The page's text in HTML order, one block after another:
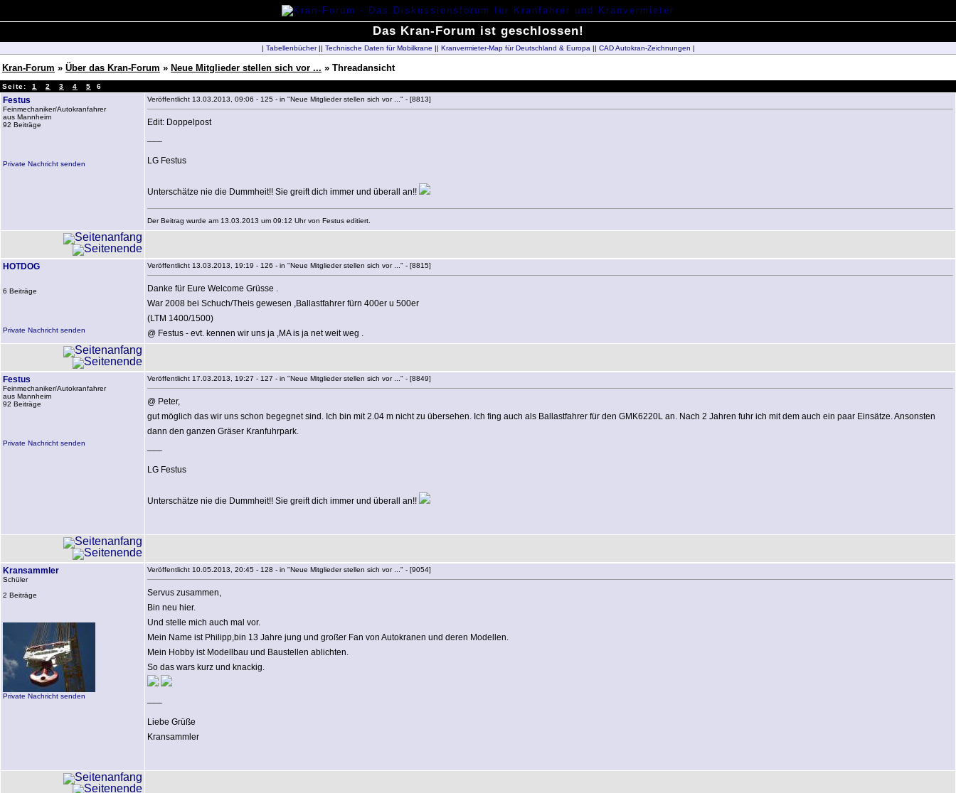
Das Kran-Forum ist geschlossen!
| Tabellenbücher|| Technische Daten für Mobilkrane || Kranvermieter-Map für Deutschland & Europa || CAD Autokran-Zeichnungen |
Kran-Forum » Über das Kran-Forum » Neue Mitglieder stellen sich vor ... » Threadansicht
Seite: 1 2 3 4 5 6
Festus
Feinmechaniker/Autokranfahrer
aus Mannheim
92 Beiträge
Private Nachricht senden
Veröffentlicht 13.03.2013, 09:06 - 125 - in "Neue Mitglieder stellen sich vor ..." - [8813]
Edit: Doppelpost
LG Festus
Unterschätze nie die Dummheit!! Sie greift dich immer und überall an!!
Der Beitrag wurde am 13.03.2013 um 09:12 Uhr von Festus editiert.
HOTDOG
6 Beiträge
Private Nachricht senden
Veröffentlicht 13.03.2013, 19:19 - 126 - in "Neue Mitglieder stellen sich vor ..." - [8815]
Danke für Eure Welcome Grüsse .
War 2008 bei Schuch/Theis gewesen ,Ballastfahrer fürn 400er u 500er
(LTM 1400/1500)
@ Festus - evt. kennen wir uns ja ,MA is ja net weit weg .
Festus
Feinmechaniker/Autokranfahrer
aus Mannheim
92 Beiträge
Private Nachricht senden
Veröffentlicht 17.03.2013, 19:27 - 127 - in "Neue Mitglieder stellen sich vor ..." - [8849]
@ Peter,
gut möglich das wir uns schon begegnet sind. Ich bin mit 2.04 m nicht zu übersehen. Ich fing auch als Ballastfahrer für den GMK6220L an. Nach 2 Jahren fuhr ich mit dem auch ein paar Einsätze. Ansonsten
dann den ganzen Gräser Kranfuhrpark.
LG Festus
Unterschätze nie die Dummheit!! Sie greift dich immer und überall an!!
Kransammler
Schüler
2 Beiträge
Private Nachricht senden
Veröffentlicht 10.05.2013, 20:45 - 128 - in "Neue Mitglieder stellen sich vor ..." - [9054]
Servus zusammen,
Bin neu hier.
Und stelle mich auch mal vor.
Mein Name ist Philipp,bin 13 Jahre jung und großer Fan von Autokranen und deren Modellen.
Mein Hobby ist Modellbau und Baustellen ablichten.
So das wars kurz und knackig.
Liebe Grüße
Kransammler